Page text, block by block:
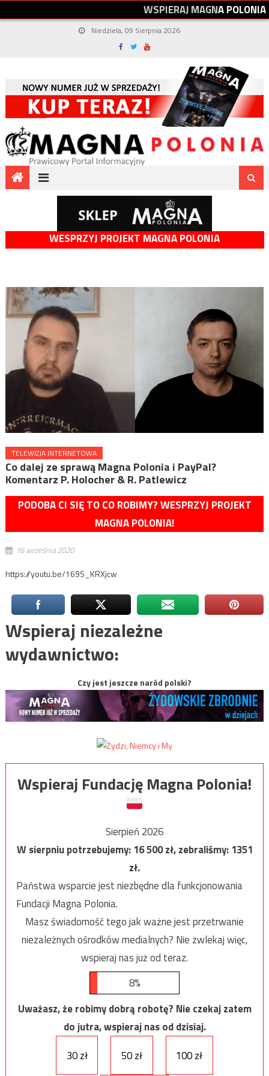
WSPIERAJMAGNAPOLONIA
Niedziela, 09 Sierpnia 2026
WESPRZYJ PROJEKT MAGNA POLONIA
TELEWIZJA INTERNETOWA
Co dalej ze sprawą Magna Polonia i PayPal?
Komentarz P. Holocher & R. Patlewicz
PODOBA CI SIĘ TO CO ROBIMY? WESPRZYJ PROJEKT
MAGNA POLONIA!
16 września 2020
https://youtu.be/169S_KRXjcw
Wspieraj niezależne
wydawnictwo:
Czy jest jeszcze naród polski?
Wspieraj Fundację Magna Polonia!
Sierpień 2026
W sierpniu potrzebujemy:16 500zł, zebraliśmy:1351
zł.
Państwa wsparcie jest niezbędne dla funkcjonowania
Fundacji Magna Polonia.
Masz świadomość tego jak ważne jest przetrwanie
niezależnych ośrodków medialnych? Nie zwlekaj więc,
wspieraj nas już od teraz.
8%
Uważasz, że robimy dobrą robotę? Nie czekaj zatem
do jutra, wspieraj nas od dzisiaj.
30 zł
50 zł 100 zł